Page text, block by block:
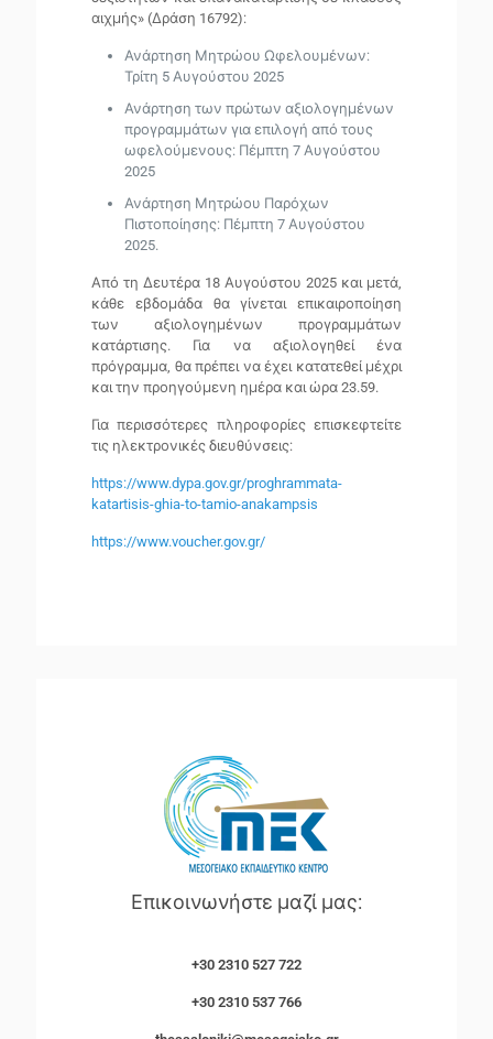
αιχμής» (Δράση 16792):
Ανάρτηση Μητρώου Ωφελουμένων:
Τρίτη 5 Αυγούστου 2025
Ανάρτηση των πρώτων αξιολογημένων
προγραμμάτων για επιλογή από τους
ωφελούμενους: Πέμπτη 7 Αυγούστου
2025
Ανάρτηση Μητρώου Παρόχων
Πιστοποίησης: Πέμπτη 7 Αυγούστου
2025.
Από τη Δευτέρα 18 Αυγούστου 2025 και μετά,
κάθε εβδομάδα θα γίνεται επικαιροποίηση
των αξιολογημένων προγραμμάτων
κατάρτισης. Για να αξιολογηθεί ένα
πρόγραμμα, θα πρέπει να έχει κατατεθεί μέχρι
και την προηγούμενη ημέρα και ώρα 23.59.
Για περισσότερες πληροφορίες επισκεφτείτε
τις ηλεκτρονικές διευθύνσεις:
https://www.dypa.gov.gr/proghrammata-
katartisis-ghia-to-tamio-anakampsis
https://www.voucher.gov.gr/
Επικοινωνήστε μαζί μας:
+30 2310 527 722
+30 2310 537 766